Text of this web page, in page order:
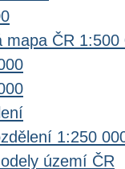
mapa ČR 1:500
1:250
území ČR